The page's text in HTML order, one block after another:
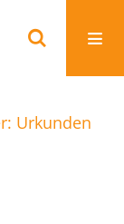
Urkunden